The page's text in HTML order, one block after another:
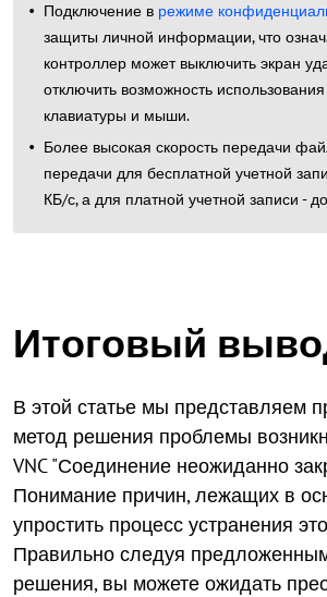
Подключение в режиме
защиты личной информации, что
контроллер может выключить экран
отключить возможность
клавиатуры и мыши.
Более высокая скорость передачи
передачи для бесплатной учетной
КБ/с, а для платной учетной записи -
Итоговый
В этой статье мы представляем
метод решения проблемы
VNC "Соединение неожиданно
Понимание причин, лежащих в
упростить процесс устранения
Правильно следуя
решения, вы можете ожидать